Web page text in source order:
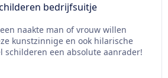
bedrijfsuitje
naakte man of vrouw willen
kunstzinnige en ook hilarische
schilderen een absolute aanrader!